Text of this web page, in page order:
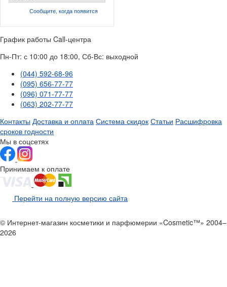
Сообщите, когдапоявится
График работы Call-центра
Пн-Пт: с 10:00 до 18:00, Сб-Вс: выходной
(044) 592-68-96
(095) 656-77-77
(096) 071-77-77
(063) 202-77-77
Контакты Доставка и оплата Система скидок Статьи Расшифровка
сроков годности
Мы в соцсетях
Принимаем к оплате
Перейти на полную версию сайта
© Интернет-магазин косметики и парфюмерии «Cosmetic™» 2004–
2026